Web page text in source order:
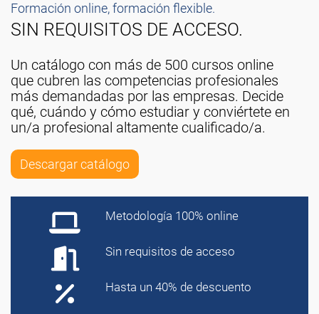
Formación online, formación flexible.
SIN REQUISITOS DE ACCESO.
Un catálogo con más de 500 cursos online
que cubren las competencias profesionales
más demandadas por las empresas. Decide
qué, cuándo y cómo estudiar y conviértete en
un/a profesional altamente cualificado/a.
Descargar catálogo
Metodología 100% online
Sin requisitos de acceso
Hasta un 40% de descuento